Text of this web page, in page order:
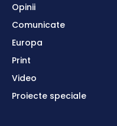
Opinii
Comunicate
Europa
Print
Video
Proiecte speciale